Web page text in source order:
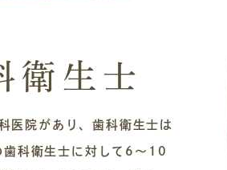
衛生士
院があり、歯科衛生士は
歯科衛生士に対して6〜10